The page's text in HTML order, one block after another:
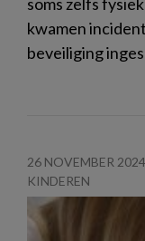
kwamen
beveiliging
26 NOVEMBER 2024
KINDEREN